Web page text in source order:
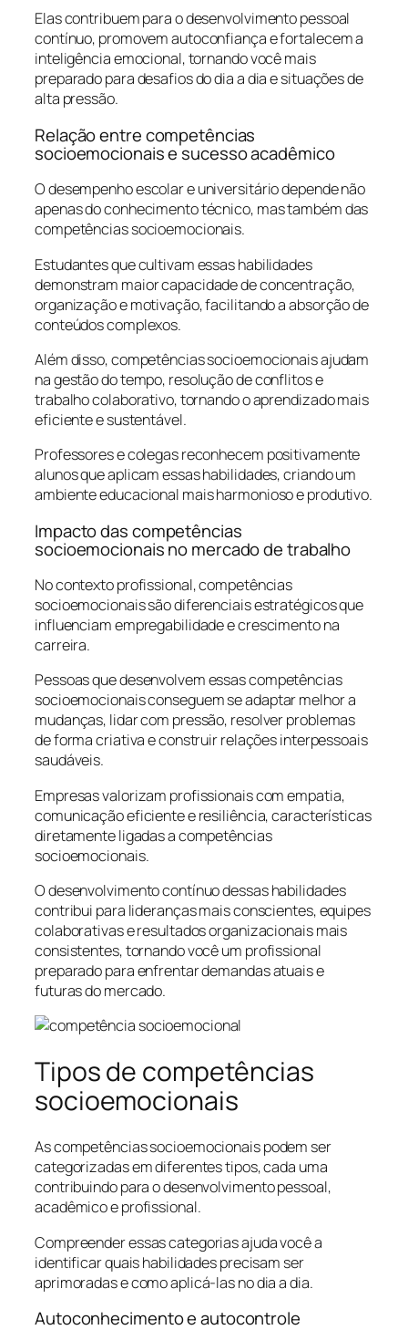
Elas contribuem para o desenvolvimento pessoal
contínuo, promovem autoconfiança e fortalecem a
inteligência emocional, tornando você mais
preparado para desafios do dia a dia e situações de
alta pressão.
Relação entre competências
socioemocionais e sucesso acadêmico
O desempenho escolar e universitário depende não
apenas do conhecimento técnico, mas também das
competências socioemocionais.
Estudantes que cultivam essas habilidades
demonstram maior capacidade de concentração,
organização e motivação, facilitando a absorção de
conteúdos complexos.
Além disso, competências socioemocionais ajudam
na gestão do tempo, resolução de conflitos e
trabalho colaborativo, tornando o aprendizado mais
eficiente e sustentável.
Professores e colegas reconhecem positivamente
alunos que aplicam essas habilidades, criando um
ambiente educacional mais harmonioso e produtivo.
Impacto das competências
socioemocionais no mercado de trabalho
No contexto profissional, competências
socioemocionais são diferenciais estratégicos que
influenciam empregabilidade e crescimento na
carreira.
Pessoas que desenvolvem essas competências
socioemocionais conseguem se adaptar melhor a
mudanças, lidar com pressão, resolver problemas
de forma criativa e construir relações interpessoais
saudáveis.
Empresas valorizam profissionais com empatia,
comunicação eficiente e resiliência, características
diretamente ligadas a competências
socioemocionais.
O desenvolvimento contínuo dessas habilidades
contribui para lideranças mais conscientes, equipes
colaborativas e resultados organizacionais mais
consistentes, tornando você um profissional
preparado para enfrentar demandas atuais e
futuras do mercado.
Tipos de competências
socioemocionais
As competências socioemocionais podem ser
categorizadas em diferentes tipos, cada uma
contribuindo para o desenvolvimento pessoal,
acadêmico e profissional.
Compreender essas categorias ajuda você a
identificar quais habilidades precisam ser
aprimoradas e como aplicá-las no dia a dia.
Autoconhecimento e autocontrole